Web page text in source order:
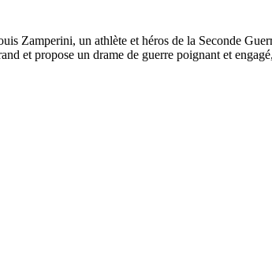
Zamperini, un athlète et héros de la Seconde
et propose un drame de guerre poignant et